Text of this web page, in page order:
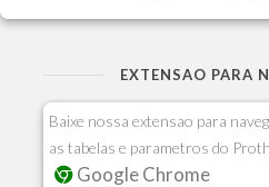
EXTENSAO PARA
Baixe nossa extensao para
as tabelas e parametros do
Google Chrome